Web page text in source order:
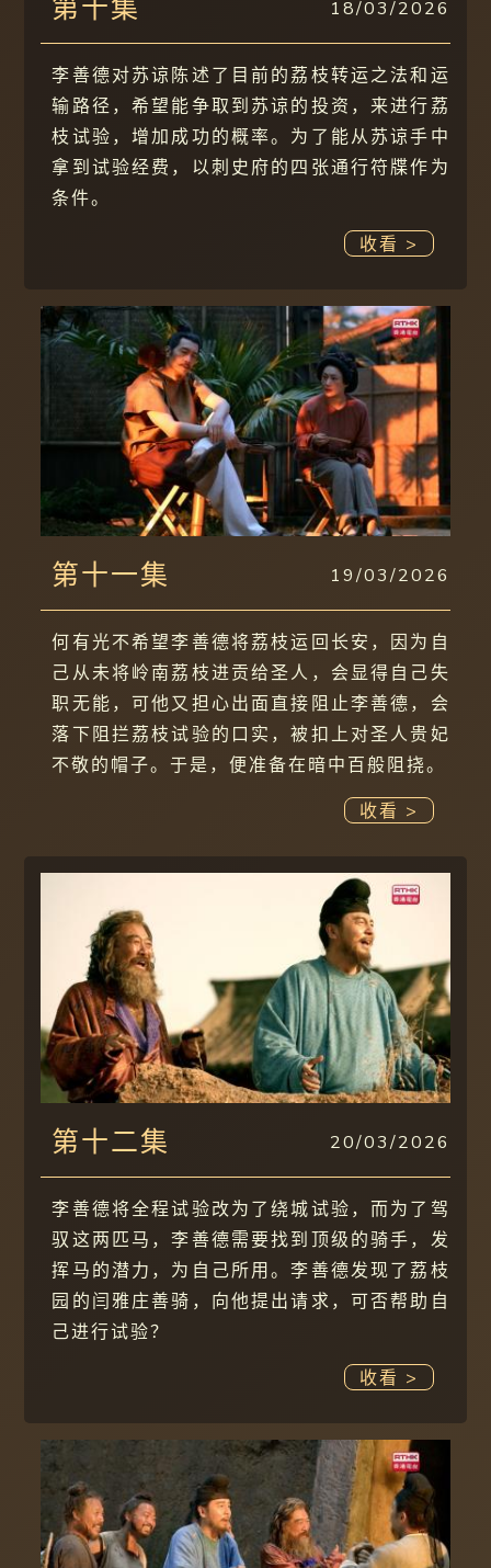
第十集 18/03/2026
李善德对苏谅陈述了目前的荔枝转运之法和运
输路径，希望能争取到苏谅的投资，来进行荔
枝试验，增加成功的概率。为了能从苏谅手中
拿到试验经费，以刺史府的四张通行符牒作为
条件。
收看 >
第十一集 19/03/2026
何有光不希望李善德将荔枝运回长安，因为自
己从未将岭南荔枝进贡给圣人，会显得自己失
职无能，可他又担心出面直接阻止李善德，会
落下阻拦荔枝试验的口实，被扣上对圣人贵妃
不敬的帽子。于是，便准备在暗中百般阻挠。
收看 >
第十二集 20/03/2026
李善德将全程试验改为了绕城试验，而为了驾
驭这两匹马，李善德需要找到顶级的骑手，发
挥马的潜力，为自己所用。李善德发现了荔枝
园的闫雅庄善骑，向他提出请求，可否帮助自
己进行试验？
收看 >